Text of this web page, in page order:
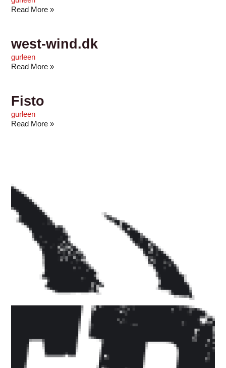
Read More »
west-wind.dk
gurleen
Read More »
Fisto
gurleen
Read More »